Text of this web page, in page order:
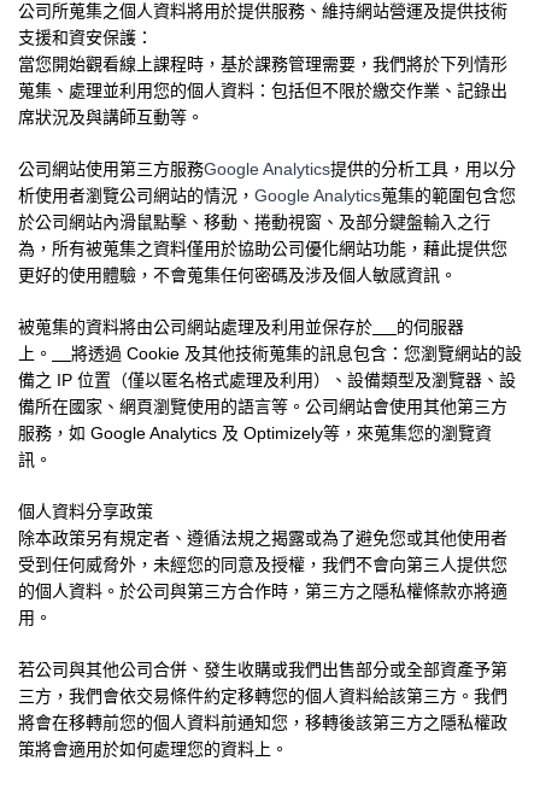
公司所蒐集之個人資料將用於提供服務、維持網站營運及提供技術
支援和資安保護：
當您開始觀看線上課程時，基於課務管理需要，我們將於下列情形
蒐集、處理並利用您的個人資料：包括但不限於繳交作業、記錄出
席狀況及與講師互動等。
公司網站使用第三方服務Google Analytics提供的分析工具，用以分
析使用者瀏覽公司網站的情況， Google Analytics蒐集的範圍包含您
於公司網站內滑鼠點擊、移動、捲動視窗、及部分鍵盤輸入之行
為，所有被蒐集之資料僅用於協助公司優化網站功能，藉此提供您
更好的使用體驗，不會蒐集任何密碼及涉及個人敏感資訊。
被蒐集的資料將由公司網站處理及利用並保存於
的伺服器
上。
將透過 Cookie 及其他技術蒐集的訊息包含：您瀏覽網站的設
備之 IP 位置（僅以匿名格式處理及利用）、設備類型及瀏覽器、設
備所在國家、網頁瀏覽使用的語言等。公司網站會使用其他第三方
服務，如 Google Analytics 及 Optimizely等，來蒐集您的瀏覽資
訊。
個人資料分享政策
除本政策另有規定者、遵循法規之揭露或為了避免您或其他使用者
受到任何威脅外，未經您的同意及授權，我們不會向第三人提供您
的個人資料。於公司與第三方合作時，第三方之隱私權條款亦將適
用。
若公司與其他公司合併、發生收購或我們出售部分或全部資產予第
三方，我們會依交易條件約定移轉您的個人資料給該第三方。我們
將會在移轉前您的個人資料前通知您，移轉後該第三方之隱私權政
策將會適用於如何處理您的資料上。